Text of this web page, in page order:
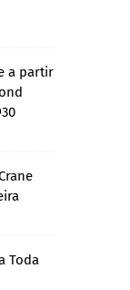
a partir
Toda